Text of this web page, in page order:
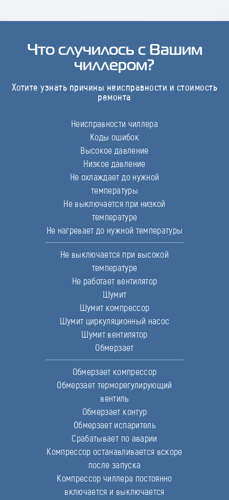
Что случилось с Вашим
чиллером?
Хотите узнать причины неисправности и стоимость
ремонта
Неисправности чиллера
Коды ошибок
Высокое давление
Низкое давление
Не охлаждает до нужной
температуры
Не выключается при низкой
температуре
Не нагревает до нужной температуры
Не выключается при высокой
температуре
Не работает вентилятор
Шумит
Шумит компрессор
Шумит циркуляционный насос
Шумит вентилятор
Обмерзает
Обмерзает компрессор
Обмерзает терморегулирующий
вентиль
Обмерзает контур
Обмерзает испаритель
Срабатывает по аварии
Компрессор останавливается вскоре
после запуска
Компрессор чиллера постоянно
включается и выключается